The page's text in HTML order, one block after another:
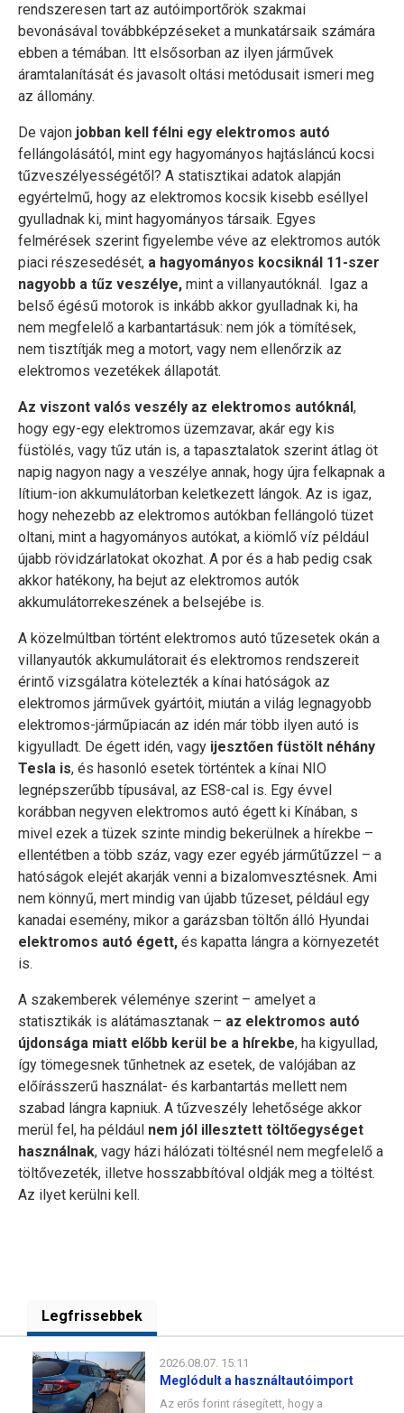
rendszeresen tart az autóimportőrök szakmai
bevonásával továbbképzéseket a munkatársaik számára
ebben a témában. Itt elsősorban az ilyen járművek
áramtalanítását és javasolt oltási metódusait ismeri meg
az állomány.
De vajon jobban kell félni egy elektromos autó
fellángolásától, mint egy hagyományos hajtásláncú kocsi
tűzveszélyességétől? A statisztikai adatok alapján
egyértelmű, hogy az elektromos kocsik kisebb eséllyel
gyulladnak ki, mint hagyományos társaik. Egyes
felmérések szerint figyelembe véve az elektromos autók
piaci részesedését, a hagyományos kocsiknál 11-szer
nagyobb a tűz veszélye, mint a villanyautóknál. Igaz a
belső égésű motorok is inkább akkor gyulladnak ki, ha
nem megfelelő a karbantartásuk: nem jók a tömítések,
nem tisztítják meg a motort, vagy nem ellenőrzik az
elektromos vezetékek állapotát.
Az viszont valós veszély az elektromos autóknál,
hogy egy-egy elektromos üzemzavar, akár egy kis
füstölés, vagy tűz után is, a tapasztalatok szerint átlag öt
napig nagyon nagy a veszélye annak, hogy újra felkapnak a
lítium-ion akkumulátorban keletkezett lángok. Az is igaz,
hogy nehezebb az elektromos autókban fellángoló tüzet
oltani, mint a hagyományos autókat, a kiömlő víz például
újabb rövidzárlatokat okozhat. A por és a hab pedig csak
akkor hatékony, ha bejut az elektromos autók
akkumulátorrekeszének a belsejébe is.
A közelmúltban történt elektromos autó tűzesetek okán a
villanyautók akkumulátorait és elektromos rendszereit
érintő vizsgálatra kötelezték a kínai hatóságok az
elektromos járművek gyártóit, miután a világ legnagyobb
elektromos-járműpiacán az idén már több ilyen autó is
kigyulladt. De égett idén, vagy ijesztően füstölt néhány
Tesla is, és hasonló esetek történtek a kínai NIO
legnépszerűbb típusával, az ES8-cal is. Egy évvel
korábban negyven elektromos autó égett ki Kínában, s
mivel ezek a tüzek szinte mindig bekerülnek a hírekbe –
ellentétben a több száz, vagy ezer egyéb járműtűzzel – a
hatóságok elejét akarják venni a bizalomvesztésnek. Ami
nem könnyű, mert mindig van újabb tűzeset, például egy
kanadai esemény, mikor a garázsban töltőn álló Hyundai
elektromos autó égett, és kapatta lángra a környezetét
is.
A szakemberek véleménye szerint – amelyet a
statisztikák is alátámasztanak – az elektromos autó
újdonsága miatt előbb kerül be a hírekbe, ha kigyullad,
így tömegesnek tűnhetnek az esetek, de valójában az
előírásszerű használat- és karbantartás mellett nem
szabad lángra kapniuk. A tűzveszély lehetősége akkor
merül fel, ha például nem jól illesztett töltőegységet
használnak, vagy házi hálózati töltésnél nem megfelelő a
töltővezeték, illetve hosszabbítóval oldják meg a töltést.
Az ilyet kerülni kell.
Legfrissebbek
2026.08.07. 15:11
Meglódult a használtautóimport
Az erős forint rásegített, hogy a